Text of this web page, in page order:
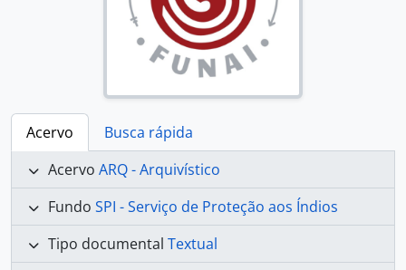
Acervo
Busca rápida
Acervo ARQ - Arquivístico
Fundo SPI - Serviço de Proteção aos Índios
Tipo documental Textual